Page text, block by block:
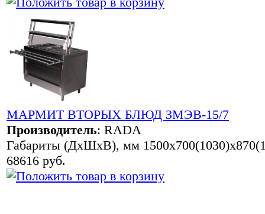
МАРМИТ ВТОРЫХ БЛЮД ЗМЭВ-15/7
Производитель: RADA
Габариты (ДхШхВ), мм
68616 руб.